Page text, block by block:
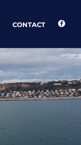
CONTACT